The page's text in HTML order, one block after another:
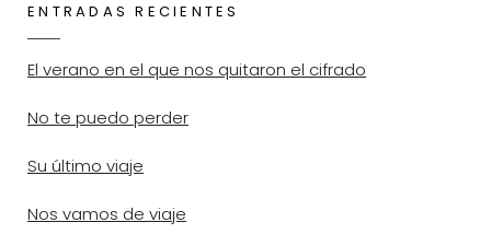
ENTRADAS RECIENTES
El verano en el que nos quitaron el cifrado
No te puedo perder
Su último viaje
Nos vamos de viaje